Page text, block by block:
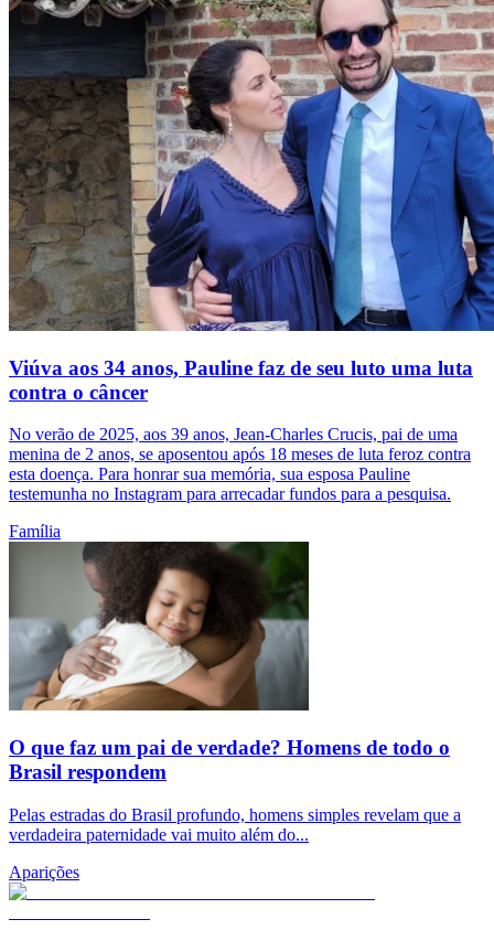
Viúva aos 34 anos, Pauline faz de seu luto uma luta
contra o câncer
No verão de 2025, aos 39 anos, Jean-Charles Crucis, pai de uma
menina de 2 anos, se aposentou após 18 meses de luta feroz contra
esta doença. Para honrar sua memória, sua esposa Pauline
testemunha no Instagram para arrecadar fundos para a pesquisa.
Família
O que faz um pai de verdade? Homens de todo o
Brasil respondem
Pelas estradas do Brasil profundo, homens simples revelam que a
verdadeira paternidade vai muito além do...
Aparições